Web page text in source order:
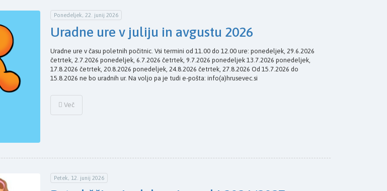
Ponedeljek, 22. junij 2026
Uradne ure v juliju in avgustu 2026
Uradne ure v času poletnih počitnic. Vsi termini od 11.00 do 12.00 ure: ponedeljek, 29.6.2026
četrtek, 2.7.2026 ponedeljek, 6.7.2026 četrtek, 9.7.2026 ponedeljek 13.7.2026 ponedeljek,
17.8.2026 četrtek, 20.8.2026 ponedeljek, 24.8.2026 četrtek, 27.8.2026 Od 15.7.2026 do
15.8.2026 ne bo uradnih ur. Na voljo pa je tudi e-pošta: info(a)hrusevec.si
Več
Petek, 12. junij 2026